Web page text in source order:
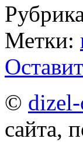
Метки:
©
сайта,